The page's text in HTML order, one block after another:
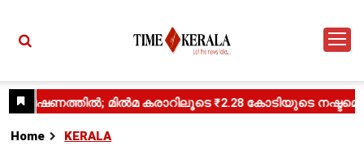
Home KERALA